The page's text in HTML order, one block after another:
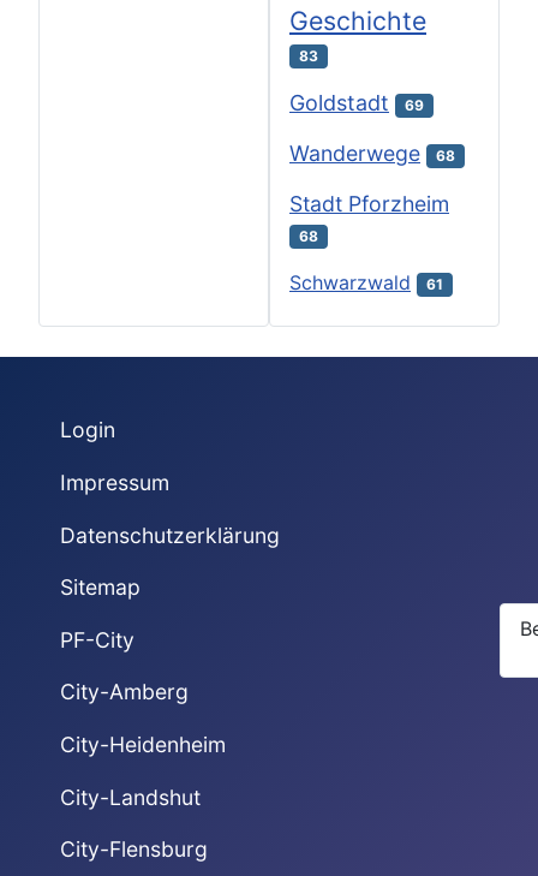
Geschichte
83
Goldstadt 69
Wanderwege 68
Stadt Pforzheim
68
Schwarzwald 61
Login
Impressum
Datenschutzerklärung
Sitemap
PF-City
City-Amberg
City-Heidenheim
City-Landshut
City-Flensburg